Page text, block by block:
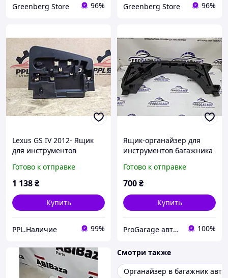
Greenberg Store 96% Greenberg Store 96%
Lexus GS IV 2012- Ящик
для инструментов
62597-30020
Готово к отправке
1 138₴
Купить
PPL.Наличие 99%
Ящик-органайзер для
инструментов багажника
5NN012115
Готово к отправке
700₴
Купить
ProGarage авторозборка, запчасти, доставка по Украине 100%
Смотри также
Органайзер в багажник